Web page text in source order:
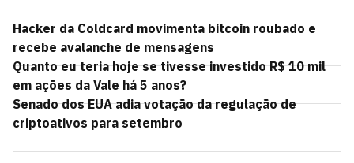
Hacker da Coldcard movimenta bitcoin roubado e
recebe avalanche de mensagens
Quanto eu teria hoje se tivesse investido R$ 10 mil
em ações da Vale há 5 anos?
Senado dos EUA adia votação da regulação de
criptoativos para setembro